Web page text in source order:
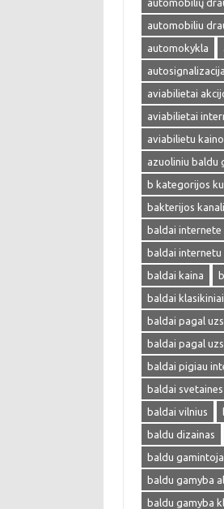
automobilių
automobiliu
automokykla
autosignalizacija
aviabilietai
aviabilietai
aviabilietu
azuoliniu baldu
b kategorijos
bakterijos
baldai internete
baldai internetu
baldai kaina
baldai klasikiniai
baldai pagal
baldai pagal
baldai pigiau
baldai svetaines
baldai vilnius
baldu dizainas
baldu
baldu gamyba
baldu gamyba